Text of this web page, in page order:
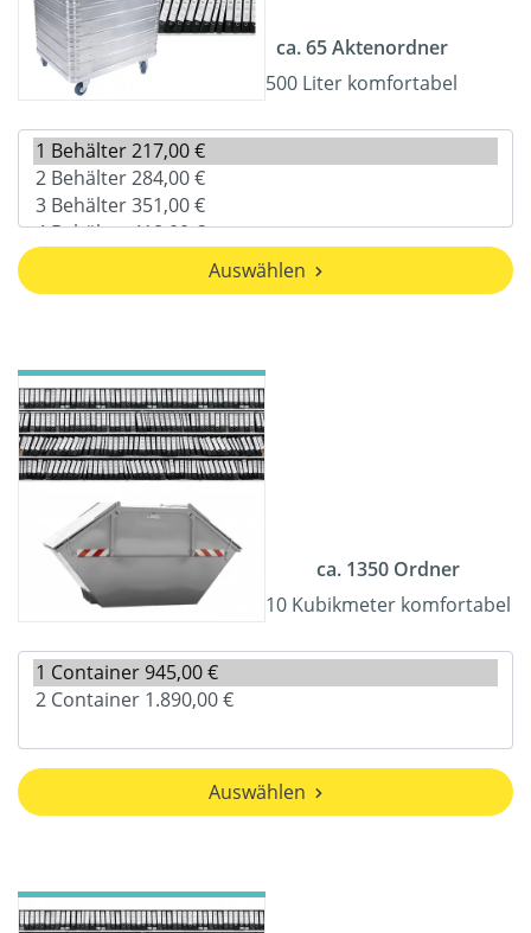
ca. 65 Aktenordner
500 Liter komfortabel
Auswählen
ca. 1350 Ordner
10 Kubikmeter komfortabel
Auswählen